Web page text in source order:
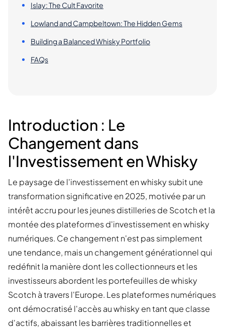
Islay: The Cult Favorite
Lowland and Campbeltown: The Hidden Gems
Building a Balanced Whisky Portfolio
FAQs
Introduction : Le
Changement dans
l'Investissement en Whisky
Le paysage de l'investissement en whisky subit une
transformation significative en 2025, motivée par un
intérêt accru pour les jeunes distilleries de Scotch et la
montée des plateformes d'investissement en whisky
numériques. Ce changement n'est pas simplement
une tendance, mais un changement générationnel qui
redéfinit la manière dont les collectionneurs et les
investisseurs abordent les portefeuilles de whisky
Scotch à travers l'Europe. Les plateformes numériques
ont démocratisé l'accès au whisky en tant que classe
d'actifs, abaissant les barrières traditionnelles et